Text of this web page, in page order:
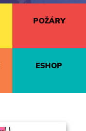
POŽÁRY
ESHOP